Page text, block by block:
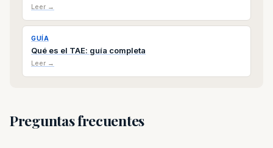
Leer →
GUÍA
Qué es el TAE: guía completa
Leer →
Preguntas frecuentes